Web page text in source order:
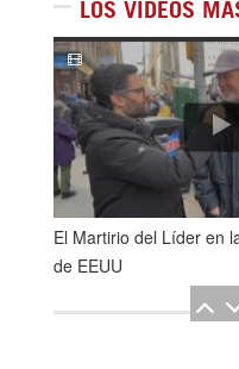
LOS VÍDEOS
El Martirio del Líder en
de EEUU